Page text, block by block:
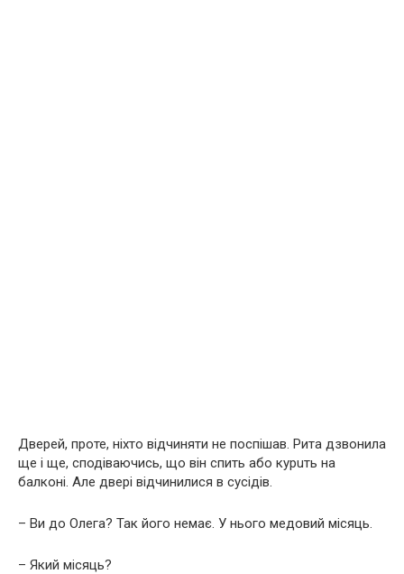
Дверей, проте, ніхто відчиняти не поспішав. Рита дзвонила
ще і ще, сподіваючись, що він спить або кyрuть на
балконі. Але двері відчинилися в сусідів.
– Ви до Олега? Так його немає. У нього медовий місяць.
– Який місяць?